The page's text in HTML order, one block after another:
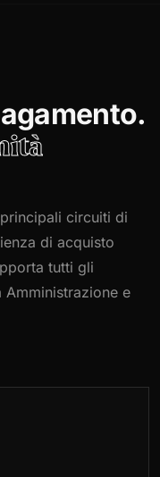
circuiti di
di acquisto
tutti gli
e